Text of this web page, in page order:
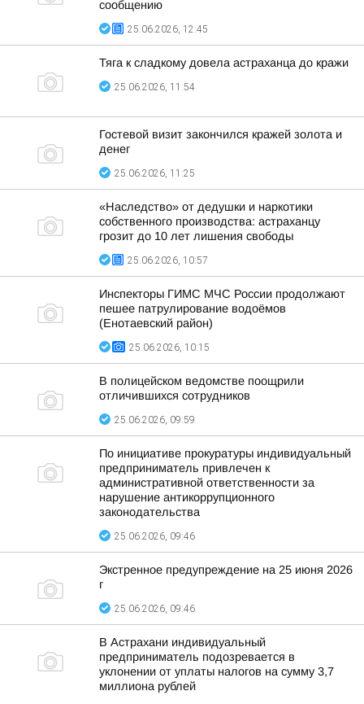
сообщению
25.06.2026, 12:45
Тяга к сладкому довела астраханца до кражи
25.06.2026, 11:54
Гостевой визит закончился кражей золота и
денег
25.06.2026, 11:25
«Наследство» от дедушки и наркотики
собственного производства: астраханцу
грозит до 10 лет лишения свободы
25.06.2026, 10:57
Инспекторы ГИМС МЧС России продолжают
пешее патрулирование водоёмов
(Енотаевский район)
25.06.2026, 10:15
В полицейском ведомстве поощрили
отличившихся сотрудников
25.06.2026, 09:59
По инициативе прокуратуры индивидуальный
предприниматель привлечен к
административной ответственности за
нарушение антикоррупционного
законодательства
25.06.2026, 09:46
Экстренное предупреждение на 25 июня 2026
г
25.06.2026, 09:46
В Астрахани индивидуальный
предприниматель подозревается в
уклонении от уплаты налогов на сумму 3,7
миллиона рублей